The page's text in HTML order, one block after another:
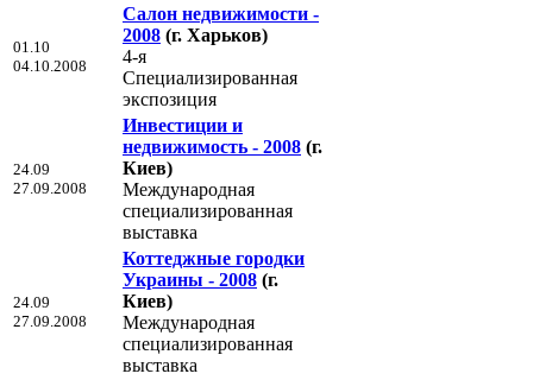
01.10
04.10.2008
Салон недвижимости -
2008 (г. Харьков)
4-я
Специализированная
экспозиция
24.09
27.09.2008
Инвестиции и
недвижимость - 2008 (г.
Киев)
Международная
специализированная
выставка
24.09
27.09.2008
Коттеджные городки
Украины - 2008 (г.
Киев)
Международная
специализированная
выставка